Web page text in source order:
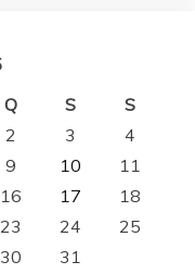
Q S
S
2 3
4
9 10
11
16 17
18
23 24
25
30 31